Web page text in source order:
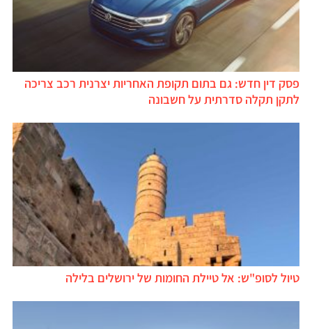
פסק דין חדש: גם בתום תקופת האחריות יצרנית רכב צריכה
לתקן תקלה סדרתית על חשבונה
טיול לסופ"ש: אל טיילת החומות של ירושלים בלילה